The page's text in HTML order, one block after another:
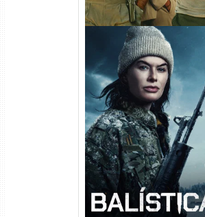
Balística Torrent (2025)
DL 1080p Dual Áudio